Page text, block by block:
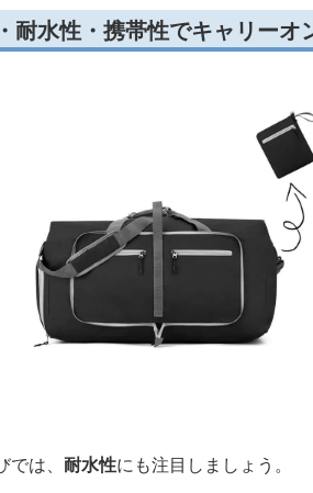
耐水性・携帯性でキャリーオ
は、 耐水性にも注目しましょう。